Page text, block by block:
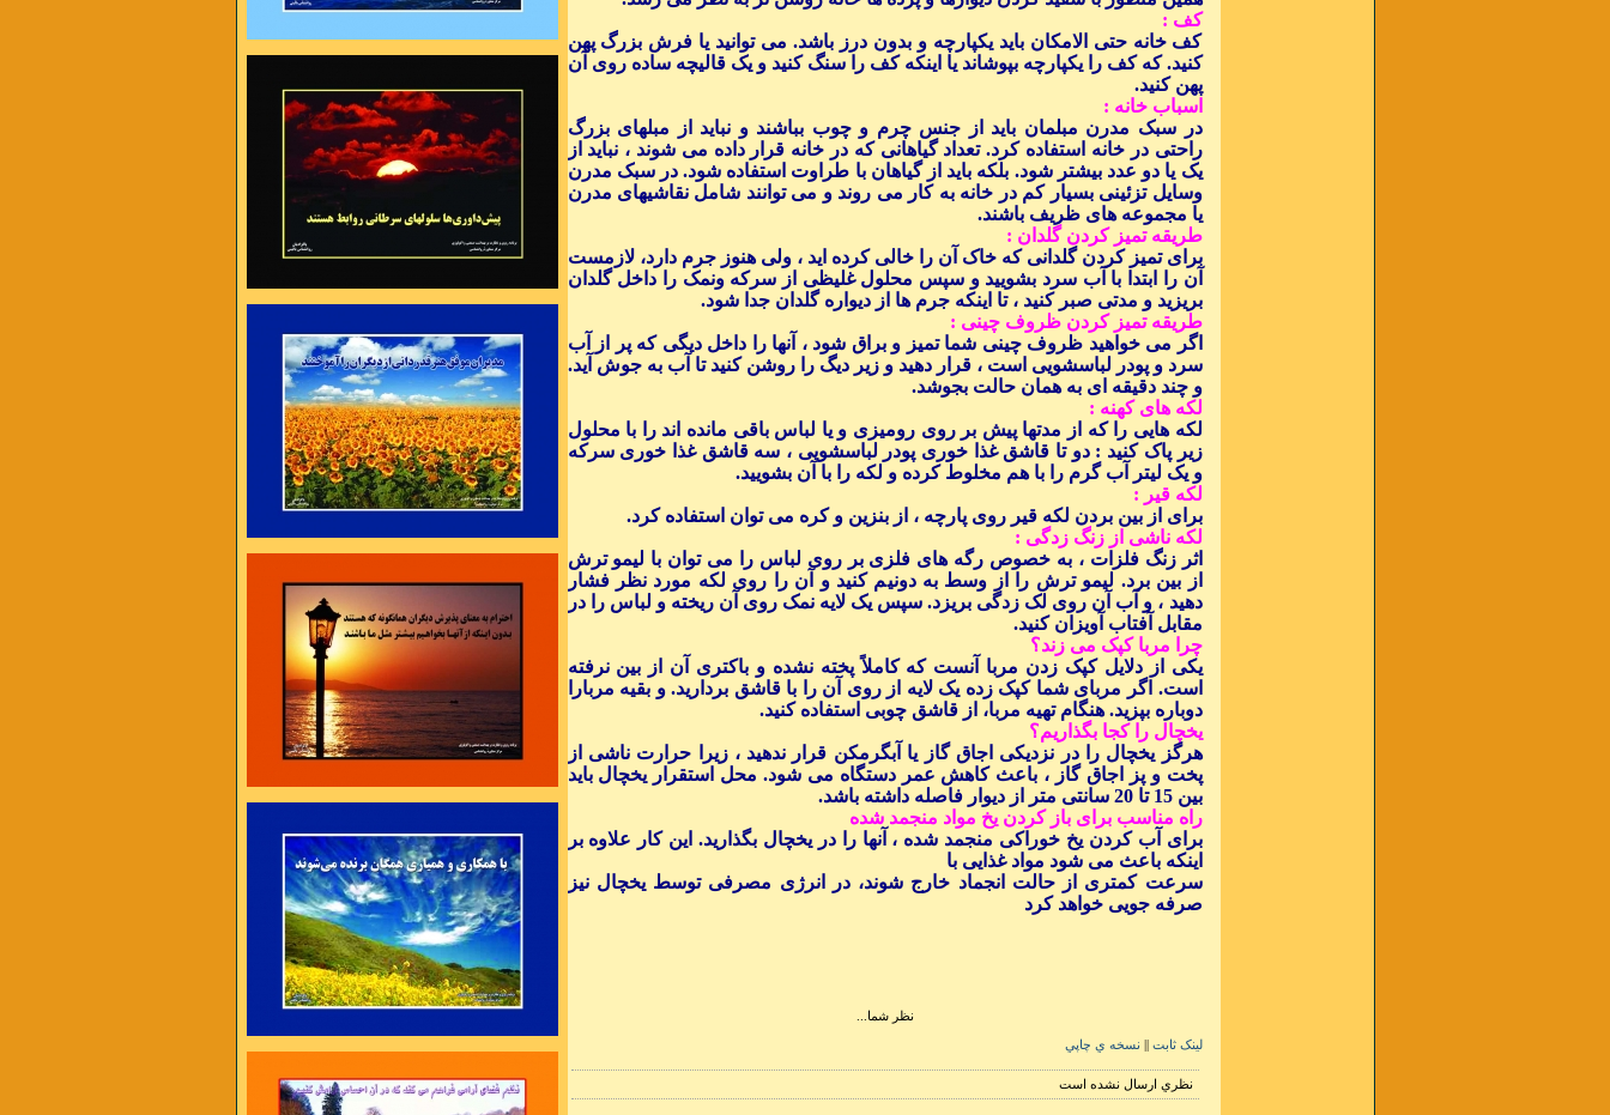
آفت خلاقیت عذر تراشی ست ،
برای موفق شدن هزار راه نرفته وجود دارد
برای حل مشکلات و گرفتاریها یک راه اساسی بیشتر نداریم
:
دانائی مان را بیشتر کنیم تا به توانائی برسیم
دست از طلب ندارم تا کام من بر آید
یا تن رسد به جانان یا جان ز تن بر آید
ایده و فکر ، برنامه ریزی و سازماندهی ، تلاش و کوشش ،
در برخورد با محیط تازه به خود فرصت دهیم ،
زمان به ما کمک خواهد کرد .
کف :
کف خانه حتی الامکان باید یکپارچه و بدون درز باشد. می توانید یا فرش بزرگ پهن
کنید. که کف را یکپارچه بپوشاند یا اینکه کف را سنگ کنید و یک قالیچه ساده روی آن
پهن کنید.
اسباب خانه :
در سبک مدرن مبلمان باید از جنس چرم و چوب بباشند و نباید از مبلهای بزرگ
راحتی در خانه استفاده کرد. تعداد گیاهانی که در خانه قرار داده می شوند ، نباید از
یک یا دو عدد بیشتر شود. بلکه باید از گیاهان با طراوت استفاده شود. در سبک مدرن
وسایل تزئینی بسیار کم در خانه به کار می روند و می توانند شامل نقاشیهای مدرن
یا مجموعه های ظریف باشند.
طریقه تمیز کردن گلدان :
برای تمیز کردن گلدانی که خاک آن را خالی کرده اید ، ولی هنوز جرم دارد، لازمست
آن را ابتدا با آب سرد بشویید و سپس محلول غلیظی از سرکه ونمک را داخل گلدان
بریزید و مدتی صبر کنید ، تا اینکه جرم ها از دیواره گلدان جدا شود.
طریقه تمیز کردن ظروف چینی :
اگر می خواهید ظروف چینی شما تمیز و براق شود ، آنها را داخل دیگی که پر از آب
سرد و پودر لباسشویی است ، قرار دهید و زیر دیگ را روشن کنید تا آب به جوش آید.
و چند دقیقه ای به همان حالت بجوشد.
لکه های کهنه :
لکه هایی را که از مدتها پیش بر روی رومیزی و یا لباس باقی مانده اند را با محلول
زیر پاک کنید : دو تا قاشق غذا خوری پودر لباسشویی ، سه قاشق غذا خوری سرکه
و یک لیتر آب گرم را با هم مخلوط کرده و لکه را با آن بشویید.
لکه قیر :
برای از بین بردن لکه قیر روی پارچه ، از بنزین و کره می توان استفاده کرد.
لکه ناشی از زنگ زدگی :
اثر زنگ فلزات ، به خصوص رگه های فلزی بر روی لباس را می توان با لیمو ترش
از بین برد. لیمو ترش را از وسط به دونیم کنید و آن را روی لکه مورد نظر فشار
دهید ، و آب آن روی لک زدگی بریزد. سپس یک لایه نمک روی آن ریخته و لباس را در
مقابل آفتاب آویزان کنید.
چرا مربا کپک می زند؟
یکی از دلایل کپک زدن مربا آنست که کاملاً پخته نشده و باکتری آن از بین نرفته
است. اگر مربای شما کپک زده یک لایه از روی آن را با قاشق بردارید. و بقیه مربارا
دوباره بپزید. هنگام تهیه مربا، از قاشق چوبی استفاده کنید.
یخچال را کجا بگذاریم؟
هرگز یخچال را در نزدیکی اجاق گاز یا آبگرمکن قرار ندهید ، زیرا حرارت ناشی از
پخت و پز اجاق گاز ، باعث کاهش عمر دستگاه می شود. محل استقرار یخچال باید
بین 15 تا 20 سانتی متر از دیوار فاصله داشته باشد.
راه مناسب برای باز کردن یخ مواد منجمد شده
برای آب کردن یخ خوراکی منجمد شده ، آنها را در یخچال بگذارید. این کار علاوه بر
اینکه باعث می شود مواد غذایی با
سرعت کمتری از حالت انجماد خارج شوند، در انرژی مصرفی توسط یخچال نیز
صرفه جویی خواهد کرد
نظر شما...
لينک ثابت نسخه ي چاپي
نظري ارسال نشده است